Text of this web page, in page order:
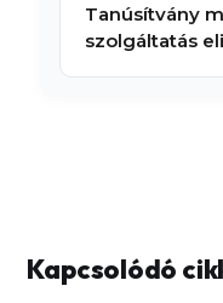
Tanúsítvány
szolgáltatás